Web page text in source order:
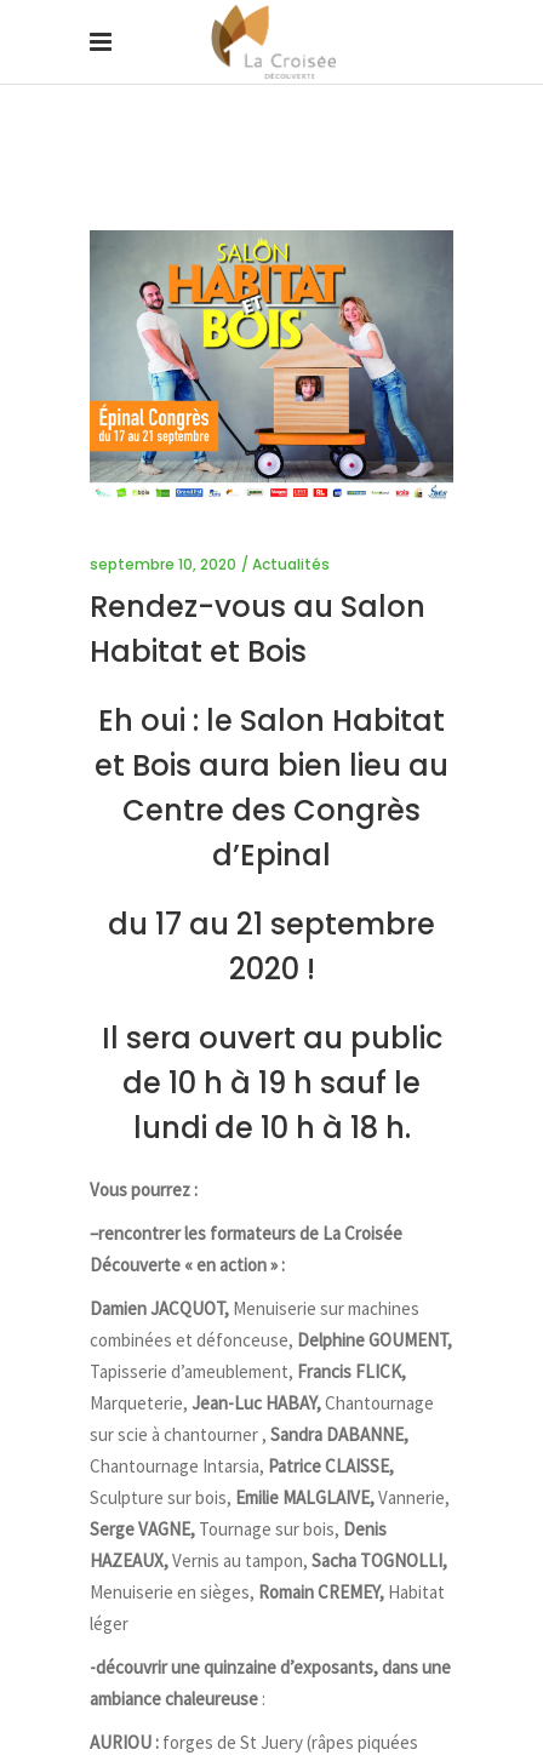
septembre 10, 2020 Actualités
Rendez-vous au Salon
Habitat et Bois
Eh oui : le Salon Habitat
et Bois aura bien lieu au
Centre des Congrès
d’Epinal
du 17 au 21 septembre
2020 !
Il sera ouvert au public
de 10 h à 19 h sauf le
lundi de 10 h à 18 h.
Vous pourrez :
–rencontrer les formateurs de La Croisée
Découverte « en action » :
Damien JACQUOT, Menuiserie sur machines
combinées et défonceuse, Delphine GOUMENT,
Tapisserie d’ameublement, Francis FLICK,
Marqueterie, Jean-Luc HABAY,Chantournage
sur scie à chantourner , Sandra DABANNE,
Chantournage Intarsia, Patrice CLAISSE,
Sculpture sur bois, Emilie MALGLAIVE,Vannerie,
Serge VAGNE, Tournage sur bois, Denis
HAZEAUX,Vernis au tampon, Sacha TOGNOLLI,
Menuiserie en sièges, Romain CREMEY, Habitat
léger
-découvrir une quinzaine d’exposants, dans une
ambiance chaleureuse :
AURIOU : forges de St Juery (râpes piquées